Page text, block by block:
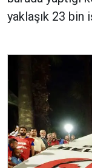
yaklaşık 23 bin